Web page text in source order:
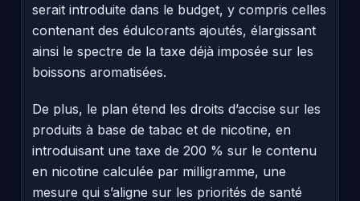
serait introduite dans le budget, y compris celles
contenant des édulcorants ajoutés, élargissant
ainsi le spectre de la taxe déjà imposée sur les
boissons aromatisées.
De plus, le plan étend les droits d’accise sur les
produits à base de tabac et de nicotine, en
introduisant une taxe de 200 % sur le contenu
en nicotine calculée par milligramme, une
mesure qui s’aligne sur les priorités de santé